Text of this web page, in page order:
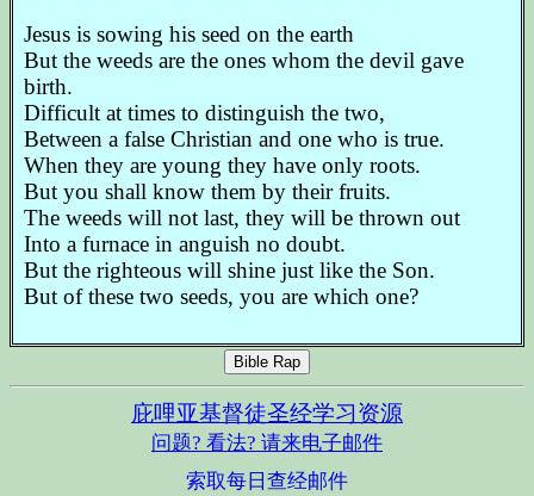
Jesus is sowing his seed on the earth
But the weeds are the ones whom the devil gave
birth.
Difficult at times to distinguish the two,
Between a false Christian and one who is true.
When they are young they have only roots.
But you shall know them by their fruits.
The weeds will not last, they will be thrown out
Into a furnace in anguish no doubt.
But the righteous will shine just like the Son.
But of these two seeds, you are which one?
Bible Rap
庇哩亚基督徒圣经学习资源
问题? 看法? 请来电子邮件
索取每日查经邮件